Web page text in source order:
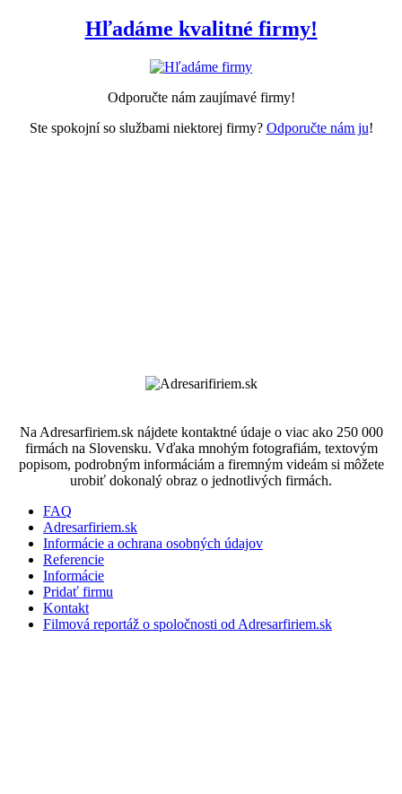
Hľadáme kvalitné firmy!
Odporučte nám zaujímavé firmy!
Ste spokojní so službami niektorej firmy? Odporučte nám ju!
Na Adresarfiriem.sk nájdete kontaktné údaje o viac ako 250 000
firmách na Slovensku. Vďaka mnohým fotografiám, textovým
popisom, podrobným informáciám a firemným videám si môžete
urobiť dokonalý obraz o jednotlivých firmách.
FAQ
Adresarfiriem.sk
Informácie a ochrana osobných údajov
Referencie
Informácie
Pridať firmu
Kontakt
Filmová reportáž o spoločnosti od Adresarfiriem.sk